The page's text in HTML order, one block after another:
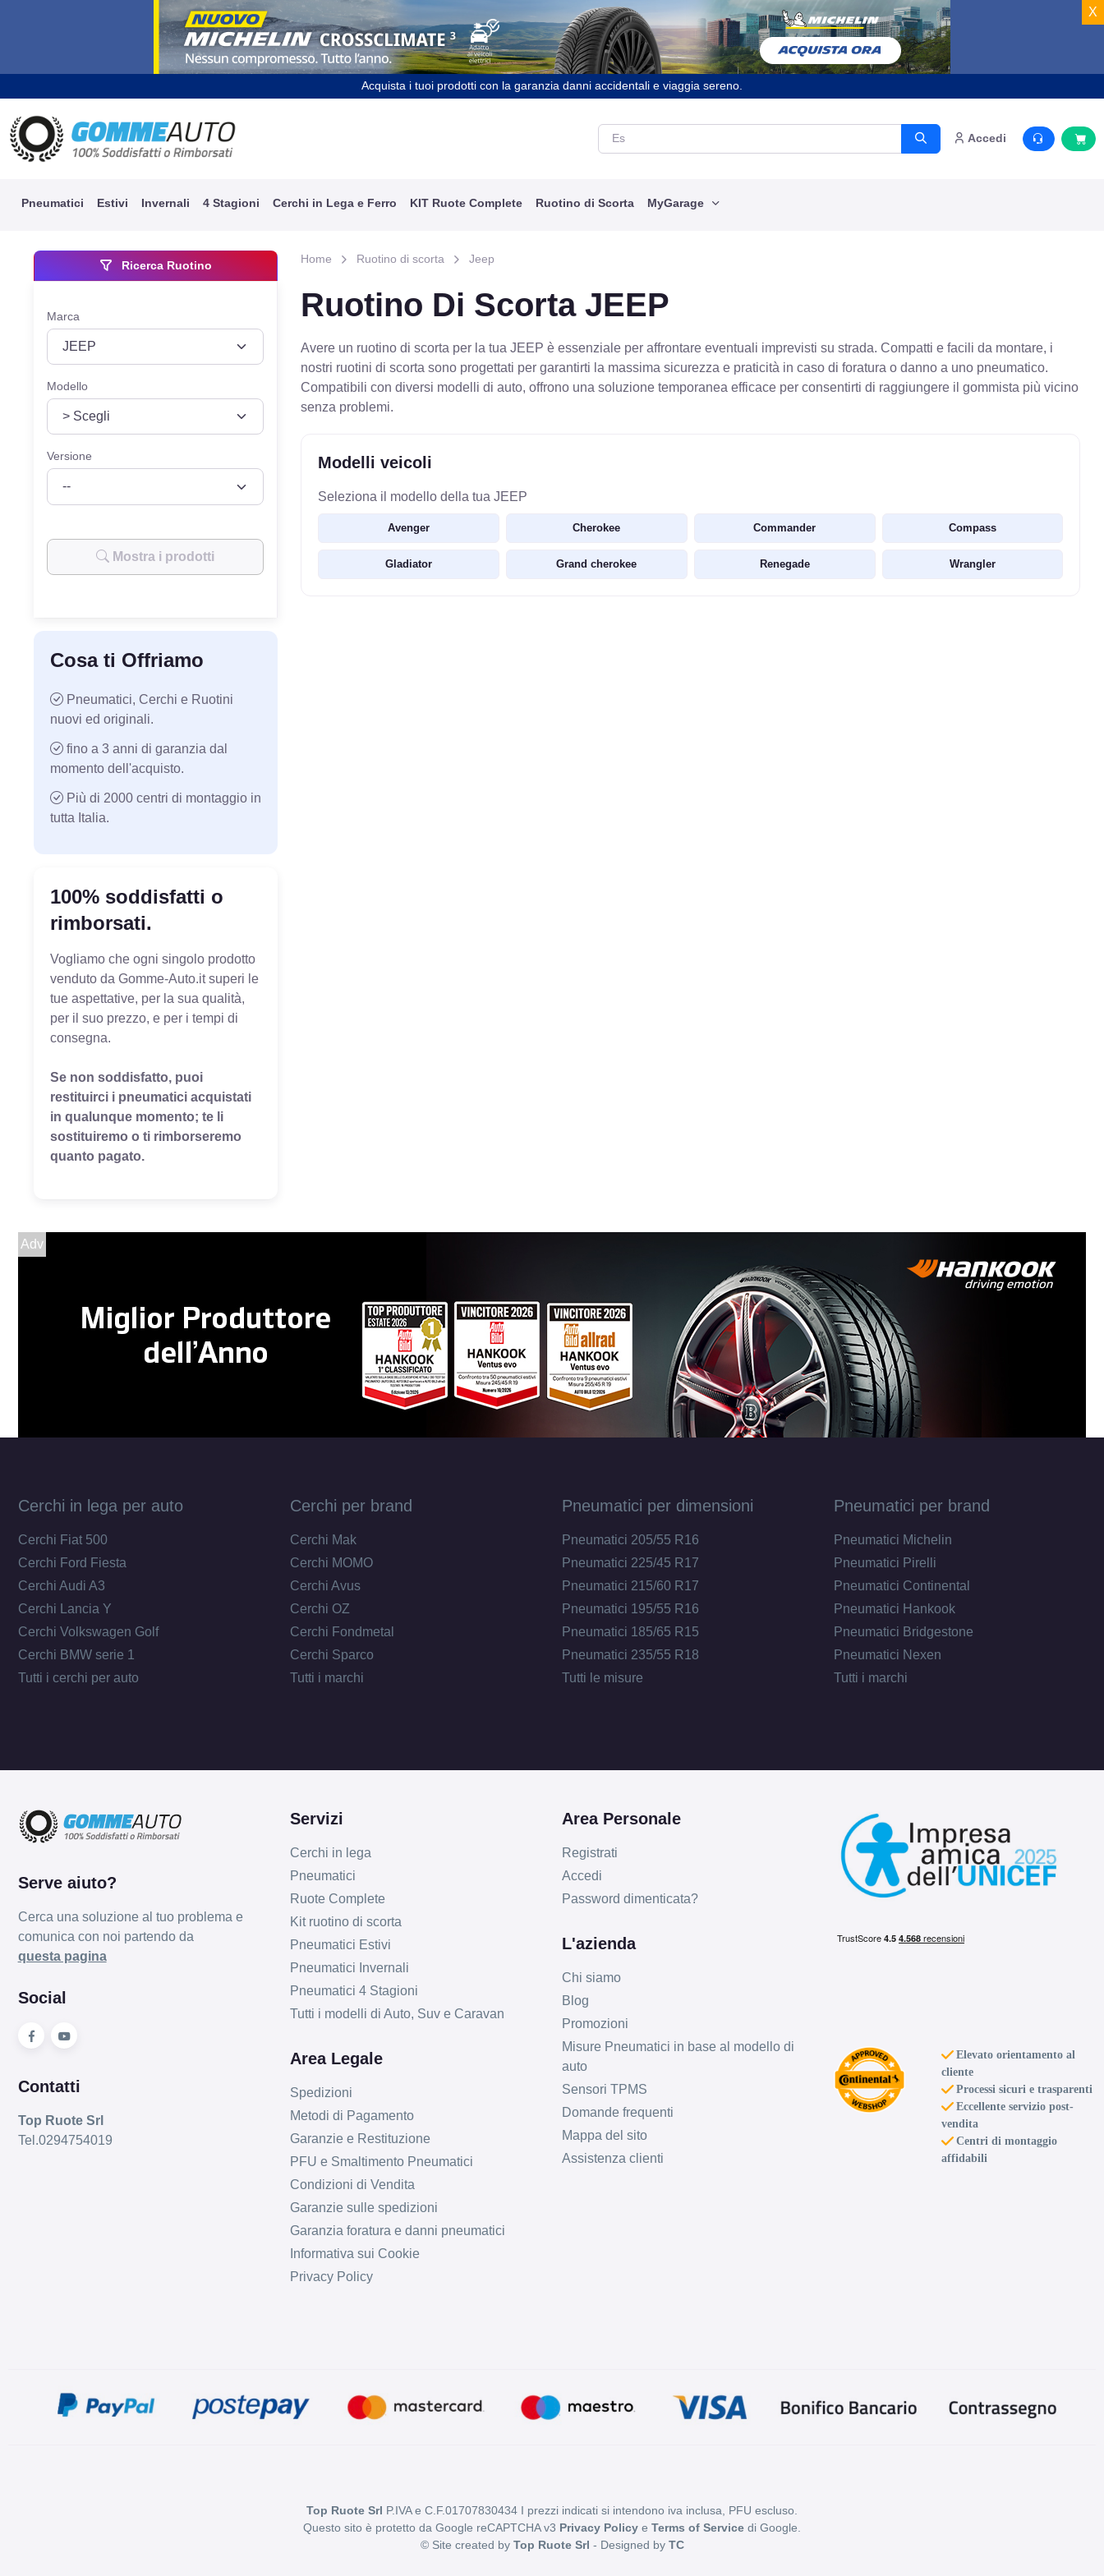
X
Acquista i tuoi prodotti con la garanzia danni accidentali e viaggia sereno.
Accedi
Pneumatici Estivi Invernali 4 Stagioni Cerchi in Lega e Ferro KIT Ruote Complete Ruotino di Scorta MyGarage
Ricerca Ruotino
Marca
Modello
Versione
Mostra i prodotti
Cosa ti Offriamo
Pneumatici, Cerchi e Ruotini
nuovi ed originali.
fino a 3 anni di garanzia dal
momento dell'acquisto.
Più di 2000 centri di montaggio in
tutta Italia.
100% soddisfatti o
rimborsati.
Vogliamo che ogni singolo prodotto
venduto da Gomme-Auto.it superi le
tue aspettative, per la sua qualità,
per il suo prezzo, e per i tempi di
consegna.
Se non soddisfatto, puoi
restituirci i pneumatici acquistati
in qualunque momento; te li
sostituiremo o ti rimborseremo
quanto pagato.
Home Ruotino di scorta Jeep
Ruotino Di Scorta JEEP
Avere un ruotino di scorta per la tua JEEP è essenziale per affrontare eventuali imprevisti su strada. Compatti e facili da montare, i
nostri ruotini di scorta sono progettati per garantirti la massima sicurezza e praticità in caso di foratura o danno a uno pneumatico.
Compatibili con diversi modelli di auto, offrono una soluzione temporanea efficace per consentirti di raggiungere il gommista più vicino
senza problemi.
Modelli veicoli
Seleziona il modello della tua JEEP
Avenger Cherokee Commander Compass
Gladiator Grand cherokee Renegade Wrangler
Adv
Cerchi in lega per auto
Cerchi Fiat 500
Cerchi Ford Fiesta
Cerchi Audi A3
Cerchi Lancia Y
Cerchi Volkswagen Golf
Cerchi BMW serie 1
Tutti i cerchi per auto
Cerchi per brand
Cerchi Mak
Cerchi MOMO
Cerchi Avus
Cerchi OZ
Cerchi Fondmetal
Cerchi Sparco
Tutti i marchi
Pneumatici per dimensioni
Pneumatici 205/55 R16
Pneumatici 225/45 R17
Pneumatici 215/60 R17
Pneumatici 195/55 R16
Pneumatici 185/65 R15
Pneumatici 235/55 R18
Tutti le misure
Pneumatici per brand
Pneumatici Michelin
Pneumatici Pirelli
Pneumatici Continental
Pneumatici Hankook
Pneumatici Bridgestone
Pneumatici Nexen
Tutti i marchi
Serve aiuto?
Cerca una soluzione al tuo problema e
comunica con noi partendo da
questa pagina
Social
Contatti
Top Ruote Srl
Tel.0294754019
Servizi
Cerchi in lega
Pneumatici
Ruote Complete
Kit ruotino di scorta
Pneumatici Estivi
Pneumatici Invernali
Pneumatici 4 Stagioni
Tutti i modelli di Auto, Suv e Caravan
Area Legale
Spedizioni
Metodi di Pagamento
Garanzie e Restituzione
PFU e Smaltimento Pneumatici
Condizioni di Vendita
Garanzie sulle spedizioni
Garanzia foratura e danni pneumatici
Informativa sui Cookie
Privacy Policy
Area Personale
Registrati
Accedi
Password dimenticata?
L'azienda
Chi siamo
Blog
Promozioni
Misure Pneumatici in base al modello di
auto
Sensori TPMS
Domande frequenti
Mappa del sito
Assistenza clienti
Elevato orientamento al
cliente
Processi sicuri e trasparenti
Eccellente servizio post-
vendita
Centri di montaggio
affidabili
Top Ruote Srl P.IVA e C.F.01707830434 I prezzi indicati si intendono iva inclusa, PFU escluso.
Questo sito è protetto da Google reCAPTCHA v3 Privacy Policy e Terms of Service di Google.
© Site created by Top Ruote Srl - Designed by TC